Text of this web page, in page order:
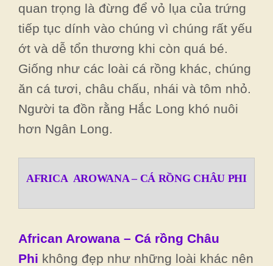
quan trọng là đừng để vỏ lụa của trứng
tiếp tục dính vào chúng vì chúng rất yếu
ớt và dễ tổn thương khi còn quá bé.
Giống như các loài cá rồng khác, chúng
ăn cá tươi, châu chấu, nhái và tôm nhỏ.
Người ta đồn rằng Hắc Long khó nuôi
hơn Ngân Long.
AFRICA AROWANA – CÁ RỒNG CHÂU PHI
African Arowana – Cá rồng Châu
Phi không đẹp như những loài khác nên